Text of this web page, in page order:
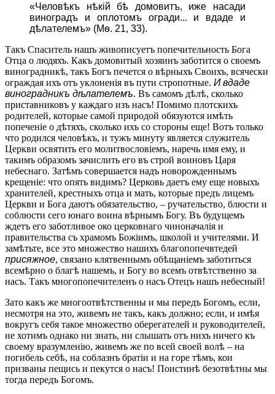
«Человѣкъ нѣкій бѣ домовитъ, иже насади
виноградъ и оплотомъ огради... и вдаде и
дѣлателемъ» (Мѳ. 21, 33).
Такъ Спаситель нашъ живописуетъ попечительность Бога
Отца о людяхъ. Какъ домовитый хозяинъ заботится о своемъ
виноградникѣ, такъ Богъ печется о вѣрныхъ Своихъ, всячески
ограждая ихъ отъ уклоненія въ пути стропотные. И вдаде
виноградникъ дѣлателемъ. Въ самомъ дѣлѣ, сколько
приставниковъ у каждаго изъ насъ! Помимо плотскихъ
родителей, которые самой природой обязуются имѣть
попеченіе о дѣтяхъ, сколько ихъ со стороны еще! Вотъ только
что родился человѣкъ, и тужъ минуту является служитель
Церкви освятить его молитвословіемъ, наречь имя ему, и
такимъ образомъ зачислить его въ строй воиновъ Царя
небеснаго. Затѣмъ совершается надъ новорожденнымъ
крещеніе: что опять видимъ? Церковь даетъ ему еще новыхъ
хранителей, крестныхъ отца и мать, которые предъ лицемъ
Церкви и Бога даютъ обязательство, – ручательство, блюсти и
соблюсти сего юнаго воина вѣрнымъ Богу. Въ будущемъ
ждетъ его заботливое око церковнаго чиноначалія и
правительства съ храмомъ Божіимъ, школой и учителями. И
замѣтьте, все это множество нашихъ благопопечвтедей
присяжное, связано клятвеннымъ обѣщаніемъ заботиться
всемѣрно о благѣ нашемъ, и Богу во всемъ отвѣтственно за
насъ. Такъ многопопечителенъ о насъ Отецъ нашъ небесный!
Зато какъ же многоотвѣтственны и мы передъ Богомъ, если,
несмотря на это, живемъ не такъ, какъ должно; если, и имѣя
вокругъ себя такое множество оберегателей и руководителей,
не хотимъ однако ни знать, ни слышать отъ нихъ ничего къ
своему вразумленію, живемъ же по всей своей волѣ – на
погибель себѣ, на соблазнъ братіи и на горе тѣмъ, кои
призваны пещись и пекутся о насъ! Поистинѣ безотвѣтны мы
тогда передъ Богомъ.